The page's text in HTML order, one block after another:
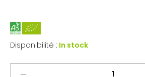
Disponibilité : In stock